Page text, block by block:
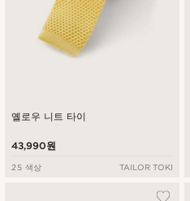
옐로우 니트 타이
43,990원
25 색상 TAILOR TOKI